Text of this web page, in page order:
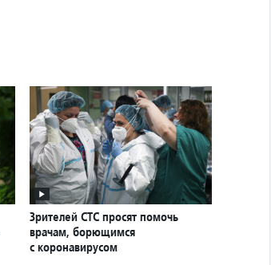
Зрителей СТС просят помочь
врачам, борющимся
с коронавирусом